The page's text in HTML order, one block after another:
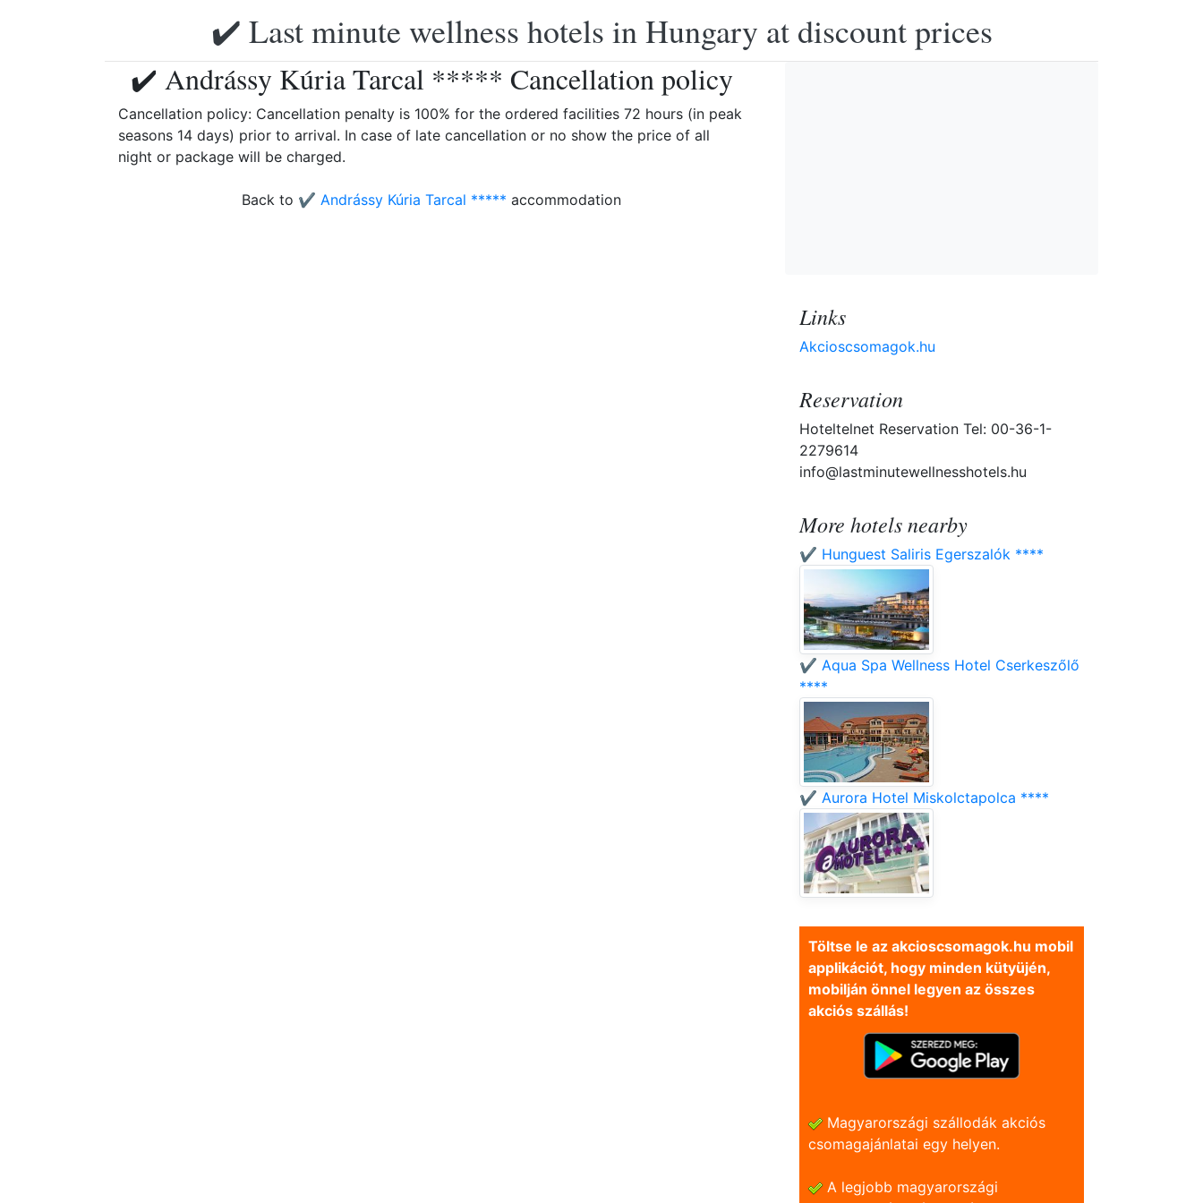
✔️ Last minute wellness hotels in Hungary at discount prices
✔️ Andrássy Kúria Tarcal ***** Cancellation policy
Cancellation policy: Cancellation penalty is 100% for the ordered facilities 72 hours (in peak
seasons 14 days) prior to arrival. In case of late cancellation or no show the price of all
night or package will be charged.
Back to ✔️ Andrássy Kúria Tarcal ***** accommodation
Links
Akcioscsomagok.hu
Reservation
Hoteltelnet Reservation Tel: 00-36-1-
2279614
info@lastminutewellnesshotels.hu
More hotels nearby
✔️ Hunguest Saliris Egerszalók ****
✔️ Aqua Spa Wellness Hotel Cserkeszőlő
****
✔️ Aurora Hotel Miskolctapolca ****
Töltse le az akcioscsomagok.hu mobil
applikációt, hogy minden kütyüjén,
mobilján önnel legyen az összes
akciós szállás!
Magyarországi szállodák akciós
csomagajánlatai egy helyen.
A legjobb magyarországi